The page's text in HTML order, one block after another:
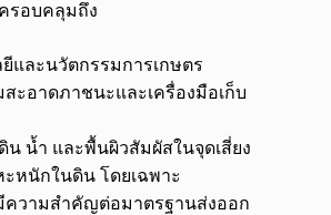
รอบคลุมถึง
และนวัตกรรมการเกษตร
ะอาดภาชนะและเครื่องมือเก็บ
น น้ำ และพื้นผิวสัมผัสในจุดเสี่ยง
หนักในดิน โดยเฉพาะ
ความสำคัญต่อมาตรฐานส่งออก